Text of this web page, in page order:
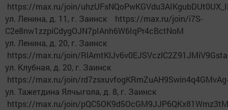
https://max.ru/join/
ул. Ленина, д. 11, г. Заинск https://max.ru/join/i7S-
C2e8nw1zzpiCdygOJN7pIAnh6W6IqPr4cBctNoM
ул. Ленина, д. 20, г. Заинск
https://max.ru/join/
ул. Клубная, д. 20, г. Заинск
https://max.ru/join/
ул. Тажетдина Ялчыгола, д. 8, г. Заинск
https://max.ru/join/